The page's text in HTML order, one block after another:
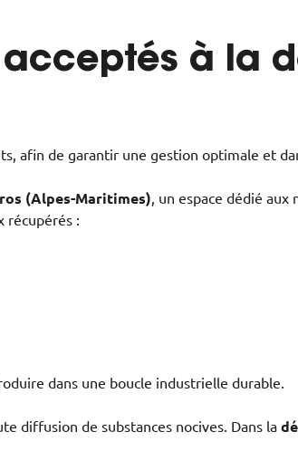
à la
afin de garantir une gestion optimale et
(Alpes-Maritimes), un espace dédié aux
récupérés :
dans une boucle industrielle durable.
diffusion de substances nocives. Dans la